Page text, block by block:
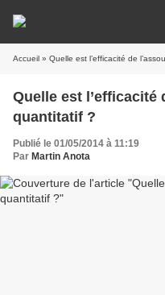
Accueil » Quelle est l’efficacité de
Quelle est l’efficacité
quantitatif ?
Publié le 01/05/2014 à 11:19
Par Martin Anota